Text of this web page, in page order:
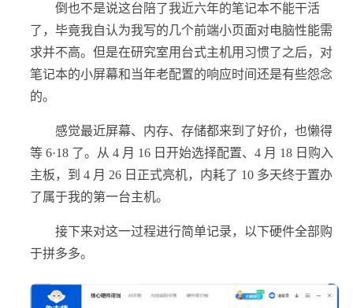
倒也不是说这台陪了我近六年的笔记本不能干活
了，毕竟我自认为我写的几个前端小页面对电脑性能需
求并不高。但是在研究室用台式主机用习惯了之后，对
笔记本的小屏幕和当年老配置的响应时间还是有些怨念
的。
感觉最近屏幕、内存、存储都来到了好价，也懒得
等 6·18 了。从 4 月 16 日开始选择配置、4 月 18 日购入
主板，到 4 月 26 日正式亮机，内耗了 10 多天终于置办
了属于我的第一台主机。
接下来对这一过程进行简单记录，以下硬件全部购
于拼多多。